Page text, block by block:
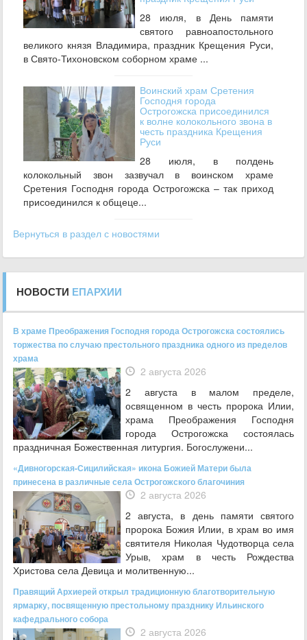
28 июля, в День памяти
святого равноапостольного
великого князя Владимира, праздник Крещения Руси,
в Свято-Тихоновском соборном храме ...
Воинский храм Сретения
Господня города
Острогожска присоединился
к волне колокольного звона в
честь праздника Крещения
Руси
28 июля, в полдень
колокольный звон зазвучал в воинском храме
Сретения Господня города Острогожска – так приход
присоединился к общеце...
Вернуться в раздел с новостями
НОВОСТИ ЕПАРХИИ
В храме Преображения Господня города Острогожска состоялись
торжества по случаю престольного праздника одного из пределов
храма
2 августа 2026
2 августа в малом пределе,
освященном в честь пророка Илии,
храма Преображения Господня
города Острогожска состоялась
праздничная Божественная литургия. Богослужени...
«Дивногорская-Сицилийская» икона Божией Матери была
принесена в различные села Острогожского благочиния
2 августа 2026
2 августа, в день памяти святого
пророка Божия Илии, в храм во имя
святителя Николая Чудотворца села
Урыв, храм в честь Рождества
Христова села Девица и молитвенную...
Правящий Архиерей открыл традиционную благотворительную
ярмарку, посвященную престольному празднику Ильинского
кафедрального собора
2 августа 2026